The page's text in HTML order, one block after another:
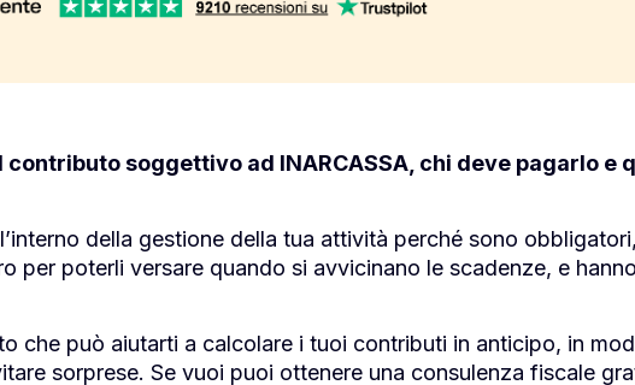
soggettivo ad INARCASSA, chi deve pagarlo e
della gestione della tua attività perché sono
per poterli versare quando si avvicinano le scadenze, e
che può aiutarti a calcolare i tuoi contributi in anticipo, in
sorprese. Se vuoi puoi ottenere una consulenza fiscale